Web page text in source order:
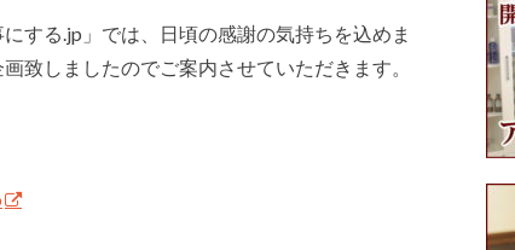
する.jp」では、日頃の感謝の気持ちを込めま
致しましたのでご案内させていただきます。